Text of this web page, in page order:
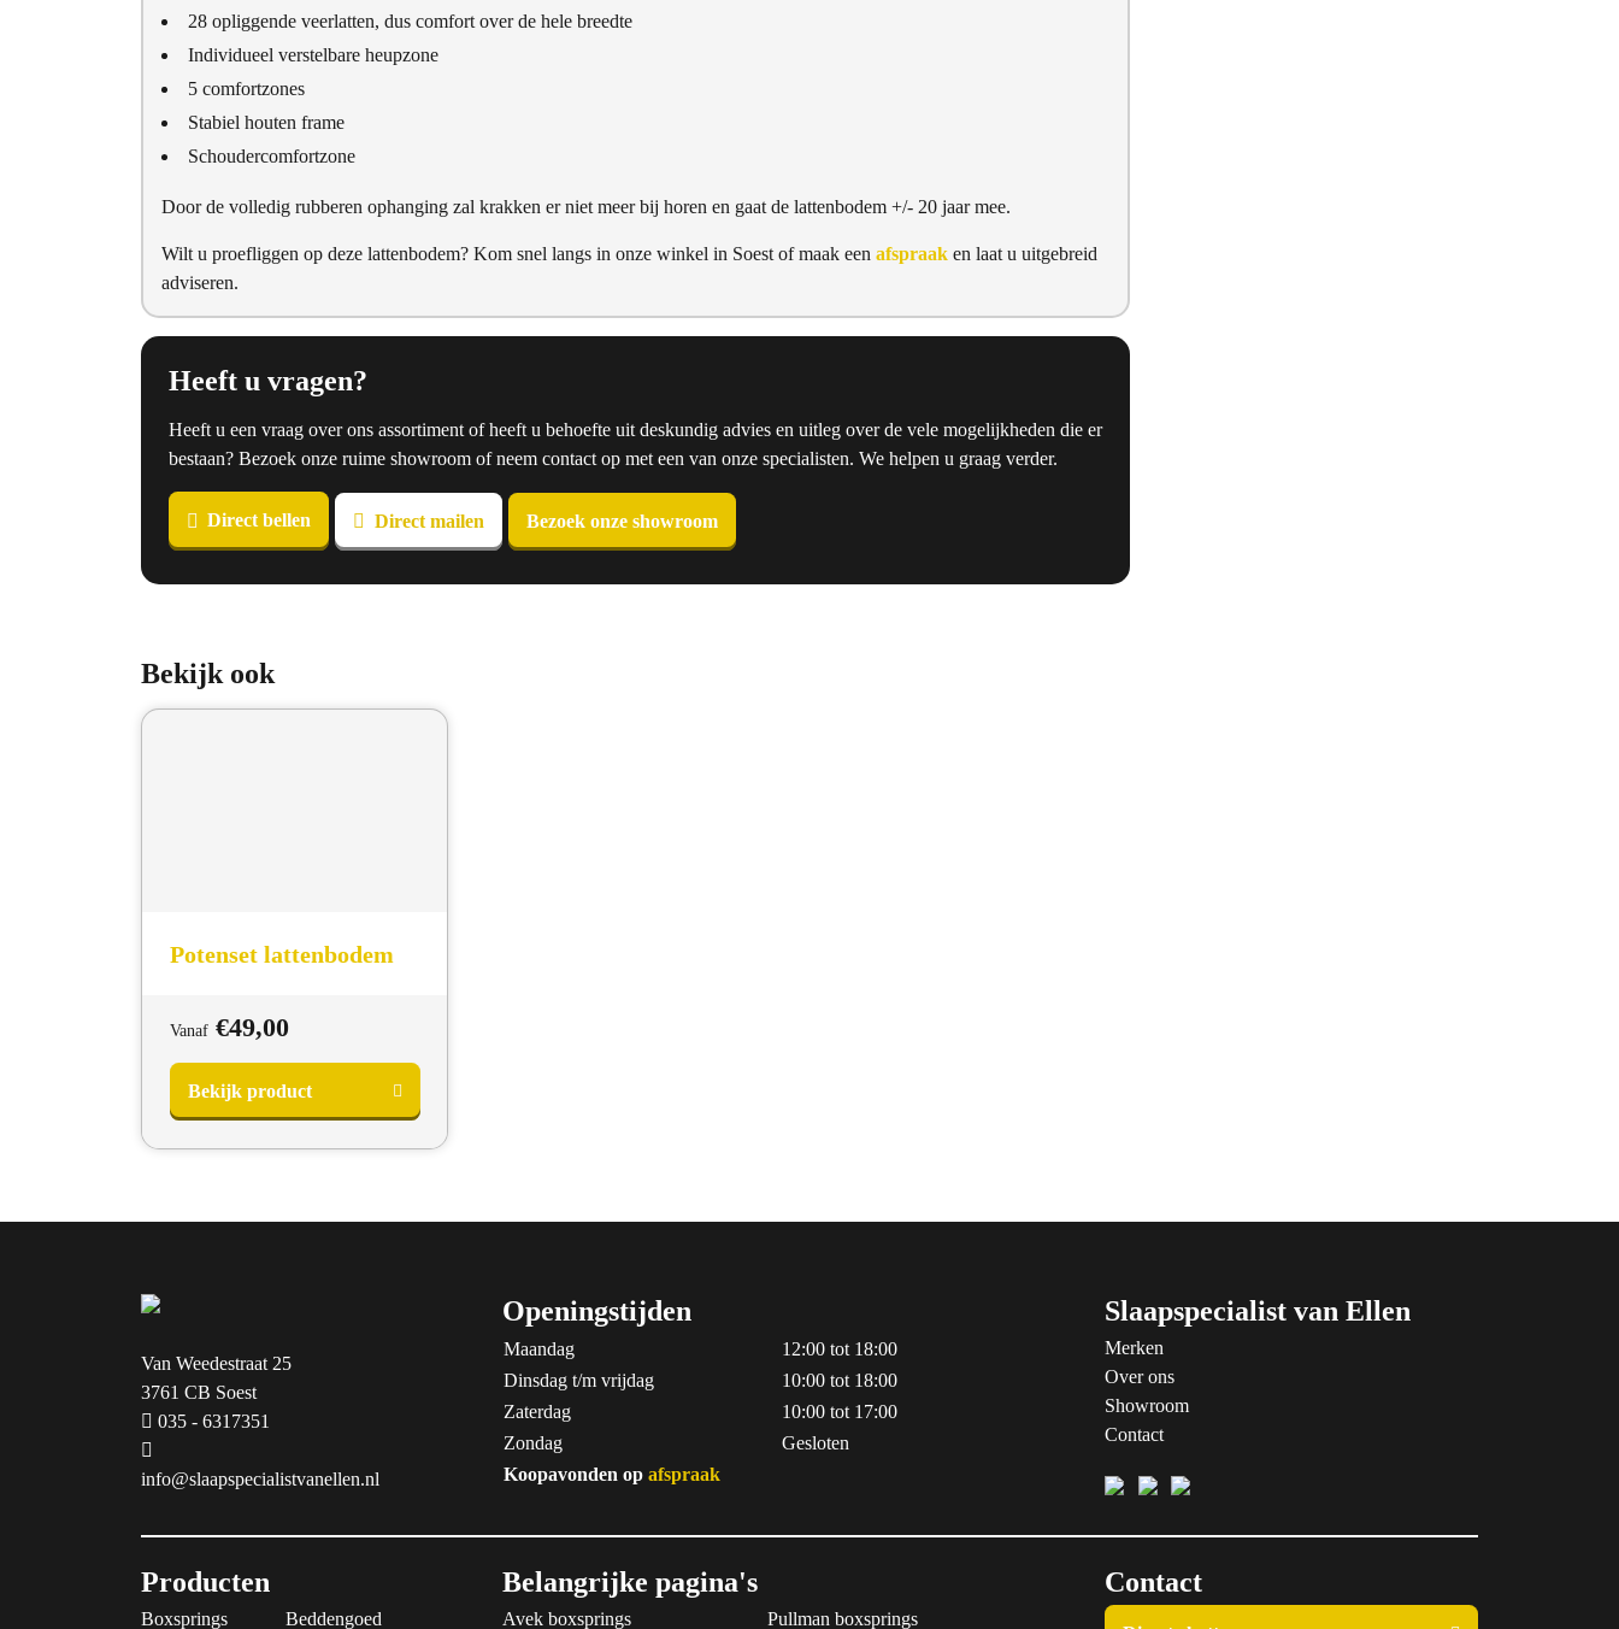
28 opliggende veerlatten, dus comfort over de hele breedte
Individueel verstelbare heupzone
5 comfortzones
Stabiel houten frame
Schoudercomfortzone
Door de volledig rubberen ophanging zal krakken er niet meer bij horen en gaat de lattenbodem +/- 20 jaar mee.
Wilt u proefliggen op deze lattenbodem? Kom snel langs in onze winkel in Soest of maak een afspraak en laat u uitgebreid
adviseren.
Heeft u vragen?
Heeft u een vraag over ons assortiment of heeft u behoefte uit deskundig advies en uitleg over de vele mogelijkheden die er
bestaan? Bezoek onze ruime showroom of neem contact op met een van onze specialisten. We helpen u graag verder.
Direct bellen Direct mailen Bezoek onze showroom
Bekijk ook
Potenset lattenbodem
Vanaf €49,00
Bekijk product
Van Weedestraat 25
3761 CB Soest
035 - 6317351
info@slaapspecialistvanellen.nl
Openingstijden
Maandag
12:00 tot 18:00
Dinsdag t/m vrijdag
10:00 tot 18:00
Zaterdag
10:00 tot 17:00
Zondag
Gesloten
Koopavonden op afspraak
Slaapspecialist van Ellen
Merken
Over ons
Showroom
Contact
Producten
Boxsprings Beddengoed
Belangrijke pagina's
Avek boxsprings Pullman boxsprings
Contact